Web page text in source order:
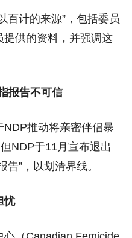
百计的来源”，包括委员
供的资料，并强调这
报告不可信
推动将亲密伴侣暴
NDP于11月宣布退出
”，以划清界线。
忧